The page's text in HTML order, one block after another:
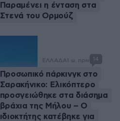
Παραμένει η ένταση στα
Στενά του Ορμούζ
ΕΛΛΑΔΑ 1 ω. πριν 14
Προσωπικό πάρκινγκ στο
Σαρακήνικο: Ελικόπτερο
προσγειώθηκε στα διάσημα
βράχια της Μήλου – Ο
ιδιοκτήτης κατέβηκε για